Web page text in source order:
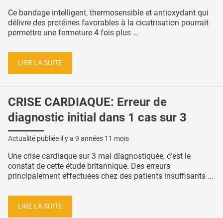
Ce bandage intelligent, thermosensible et antioxydant qui
délivre des protéines favorables à la cicatrisation pourrait
permettre une fermeture 4 fois plus ...
LIRE LA SUITE
CRISE CARDIAQUE: Erreur de
diagnostic initial dans 1 cas sur 3
Actualité publiée il y a 9 années 11 mois
Une crise cardiaque sur 3 mal diagnostiquée, c’est le
constat de cette étude britannique. Des erreurs
principalement effectuées chez des patients insuffisants ...
LIRE LA SUITE